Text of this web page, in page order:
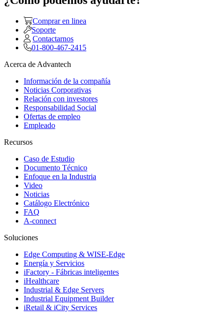
Comprar en linea
Soporte
Contactarnos
01-800-467-2415
Acerca de Advantech
Información de la compañía
Noticias Corporativas
Relación con investores
Responsabilidad Social
Ofertas de empleo
Empleado
Recursos
Caso de Estudio
Documento Técnico
Enfoque en la Industria
Video
Noticias
Catálogo Electrónico
FAQ
A-connect
Soluciones
Edge Computing & WISE-Edge
Energía y Servicios
iFactory - Fábricas inteligentes
iHealthcare
Industrial & Edge Servers
Industrial Equipment Builder
iRetail & iCity Services